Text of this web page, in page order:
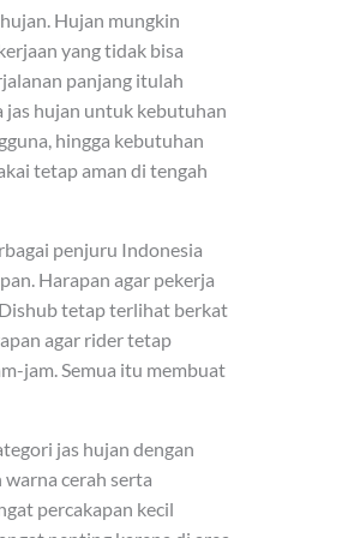
Hujan mungkin
yang tidak bisa
panjang itulah
jas hujan untuk kebutuhan
hingga kebutuhan
tetap aman di tengah
penjuru Indonesia
Harapan agar pekerja
tetap terlihat berkat
agar rider tetap
jam. Semua itu membuat
jas hujan dengan
cerah serta
percakapan kecil